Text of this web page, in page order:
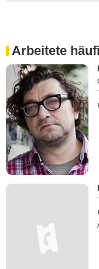
Arbeitete